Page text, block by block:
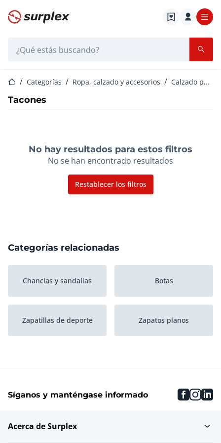
Página de inicio
Página de inicio
Categorías Ropa, calzado y accesorios Calzado para mujer
Tacones
No hay resultados para estos filtros
No se han encontrado resultados
Restablecer los filtros
Categorías relacionadas
Chanclas y sandalias Botas
Zapatillas de deporte Zapatos planos
Síganos y manténgase informado
Acerca de Surplex